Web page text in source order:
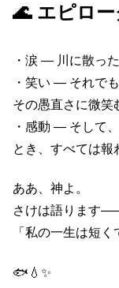
🌊 エピロ
・涙 ― 川に散っ
・笑い ― それで
その愚直さに微笑
・感動 ― そして
とき、すべては報
ああ、神よ。
さけは語ります
「私の一生は短
🐟💧✨